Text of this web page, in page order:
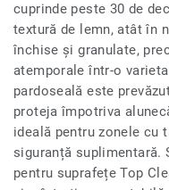
cuprinde peste 30 de
textură de lemn, atât în
închise şi granulate,
atemporale într-o
pardoseală este
proteja împotriva
ideală pentru zonele cu
siguranță suplimentară.
pentru suprafețe Top